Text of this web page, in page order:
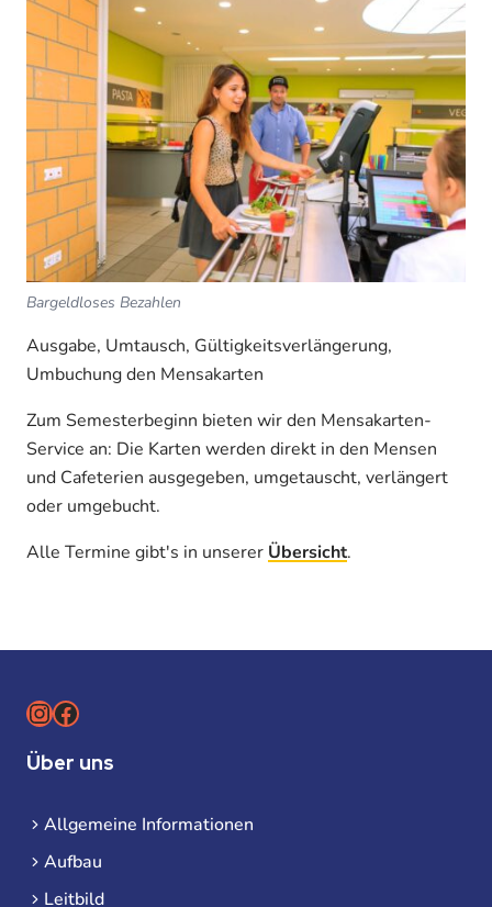
Bargeldloses Bezahlen
Ausgabe, Umtausch, Gültigkeitsverlängerung,
Umbuchung den Mensakarten
Zum Semesterbeginn bieten wir den Mensakarten-
Service an: Die Karten werden direkt in den Mensen
und Cafeterien ausgegeben, umgetauscht, verlängert
oder umgebucht.
Alle Termine gibt's in unserer Übersicht.
Instagram
Facebook
Über uns
Allgemeine Informationen
Aufbau
Leitbild